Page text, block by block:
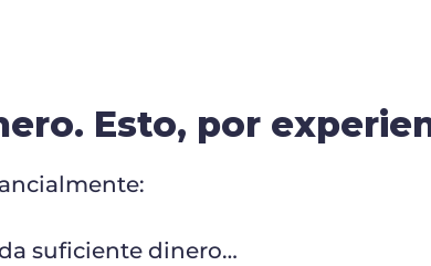
Esto, por
suficiente dinero…